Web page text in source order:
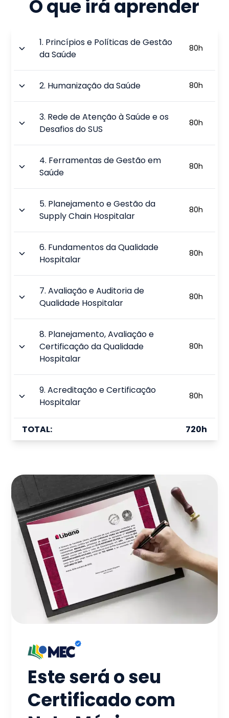
O que irá aprender
1. Princípios e Políticas de Gestão
da Saúde
80h
2. Humanização da Saúde 80h
3. Rede de Atenção à Saúde e os
Desafios do SUS
80h
4. Ferramentas de Gestão em
Saúde
80h
5. Planejamento e Gestão da
Supply Chain Hospitalar
80h
6. Fundamentos da Qualidade
Hospitalar
80h
7.Avaliação e Auditoria de
Qualidade Hospitalar
80h
8. Planejamento, Avaliação e
Certificação da Qualidade
Hospitalar
80h
9.Acreditação e Certificação
Hospitalar
80h
TOTAL: 720h
Este será o seu
Certificado com